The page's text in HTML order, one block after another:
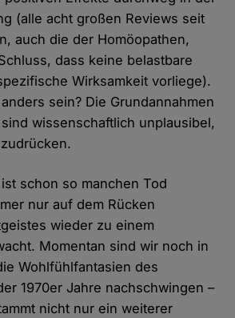
(alle acht großen Reviews seit
auch die der Homöopathen,
dass keine belastbare
Wirksamkeit vorliege).
sein? Die Grundannahmen
wissenschaftlich unplausibel,
schon so manchen Tod
nur auf dem Rücken
wieder zu einem
Momentan sind wir noch in
Wohlfühlfantasien des
1970er Jahre nachschwingen –
nicht nur ein weiterer